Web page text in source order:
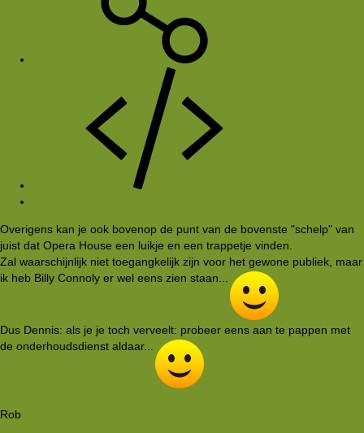
Overigens kan je ook bovenop de punt van de bovenste "schelp" van
juist dat Opera House een luikje en een trappetje vinden.
Zal waarschijnlijk niet toegangkelijk zijn voor het gewone publiek, maar
ik heb Billy Connoly er wel eens zien staan...
Dus Dennis: als je je toch verveelt: probeer eens aan te pappen met
de onderhoudsdienst aldaar...
Rob